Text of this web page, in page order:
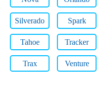
Silverado Spark
Tahoe Tracker
Trax Venture